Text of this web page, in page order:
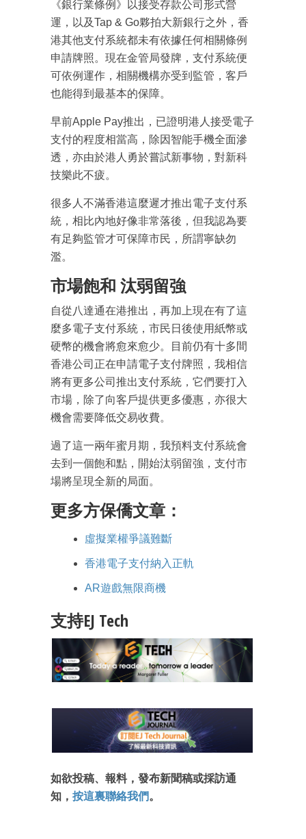
《銀行業條例》以接受存款公司形式營
運，以及Tap & Go夥拍大新銀行之外，香
港其他支付系統都未有依據任何相關條例
申請牌照。現在金管局發牌，支付系統便
可依例運作，相關機構亦受到監管，客戶
也能得到最基本的保障。
早前Apple Pay推出，已證明港人接受電子
支付的程度相當高，除因智能手機全面滲
透，亦由於港人勇於嘗試新事物，對新科
技樂此不疲。
很多人不滿香港這麼遲才推出電子支付系
統，相比內地好像非常落後，但我認為要
有足夠監管才可保障市民，所謂寧缺勿
濫。
市場飽和 汰弱留強
自從八達通在港推出，再加上現在有了這
麼多電子支付系統，市民日後使用紙幣或
硬幣的機會將愈來愈少。目前仍有十多間
香港公司正在申請電子支付牌照，我相信
將有更多公司推出支付系統，它們要打入
市場，除了向客戶提供更多優惠，亦很大
機會需要降低交易收費。
過了這一兩年蜜月期，我預料支付系統會
去到一個飽和點，開始汰弱留強，支付市
場將呈現全新的局面。
更多方保僑文章：
虛擬業權爭議難斷
香港電子支付納入正軌
AR遊戲無限商機
支持EJ Tech
如欲投稿、報料，發布新聞稿或採訪通
知， 按這裏聯絡我們。
成為 EJ Tech 會員